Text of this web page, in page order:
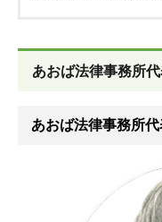
あおば法律事務所
あおば法律事務所